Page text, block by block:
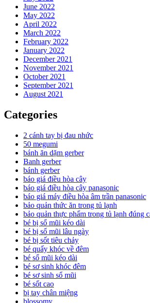
June 2022
May 2022
April 2022
March 2022
February 2022
January 2022
December 2021
November 2021
October 2021
September 2021
August 2021
Categories
2 cánh tay bị đau nhức
50 megumi
bánh ăn dặm gerber
Banh gerber
bánh gerber
báo giá điều hòa cây
báo giá điều hòa cây panasonic
báo giá máy điều hòa âm trần panasonic
bảo quản thức ăn trong tủ lạnh
bảo quản thực phẩm trong tủ lạnh đúng
bé bị sổ mũi kéo dài
bé bị sổ mũi lâu ngày
bé bị sốt tiêu chảy
bé quấy khóc về đêm
bé sổ mũi kéo dài
bé sơ sinh khóc đêm
bé sơ sinh sổ mũi
bé sốt cao
bị tay chân miệng
blossomy